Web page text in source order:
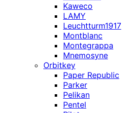
Kaweco
LAMY
Leuchtturm1917
Montblanc
Montegrappa
Mnemosyne
Orbitkey
Paper Republic
Parker
Pelikan
Pentel